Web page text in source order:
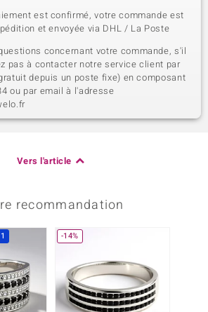
est confirmé, votre commande est
et envoyée via DHL / La Poste
concernant votre commande, s'il
pas à contacter notre service client par
depuis un poste fixe) en composant
ou par email à l'adresse
Vers l'article
recommandation
-14%